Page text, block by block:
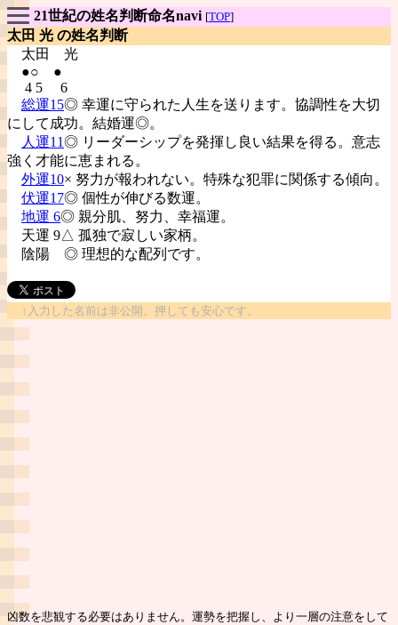
21世紀の姓名判断命名navi [TOP]
太田 光 の姓名判断
太田 光
●○ ●
4 5 6
総運15◎ 幸運に守られた人生を送ります。協調性を大切
にして成功。結婚運◎。
人運11◎ リーダーシップを発揮し良い結果を得る。意志
強く才能に恵まれる。
外運10× 努力が報われない。特殊な犯罪に関係する傾向。
伏運17◎ 個性が伸びる数運。
地運 6◎ 親分肌、努力、幸福運。
天運 9△ 孤独で寂しい家柄。
陰陽 ◎ 理想的な配列です。
↑入力した名前は非公開。押しても安心です。
凶数を悲観する必要はありません。運勢を把握し、より一層の注意をして